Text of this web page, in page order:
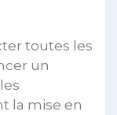
toutes les
un
la mise en